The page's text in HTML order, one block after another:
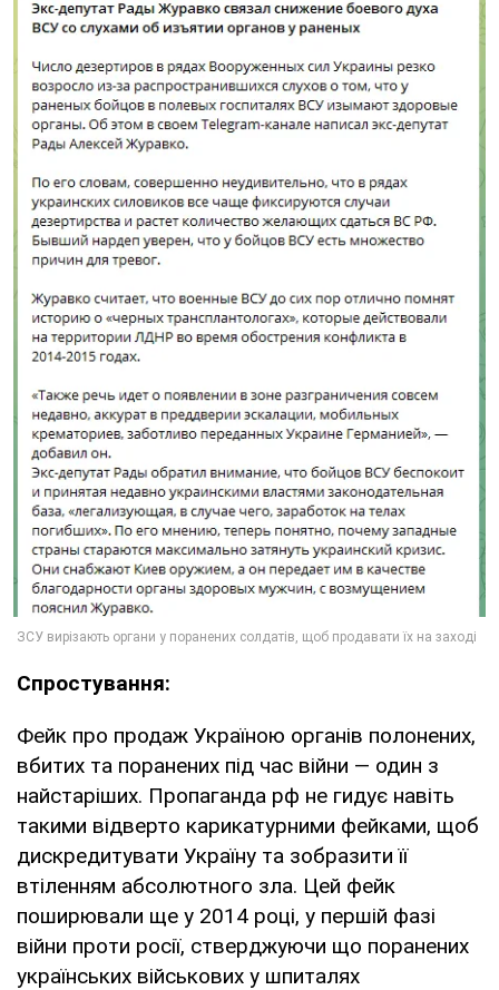
Спростування:
Фейк про продаж Україною органів полонених,
вбитих та поранених під час війни — один з
найстаріших. Пропаганда рф не гидує навіть
такими відверто карикатурними фейками, щоб
дискредитувати Україну та зобразити її
втіленням абсолютного зла. Цей фейк
поширювали ще у 2014 році, у першій фазі
війни проти росії, стверджуючи що поранених
українських військових у шпиталях